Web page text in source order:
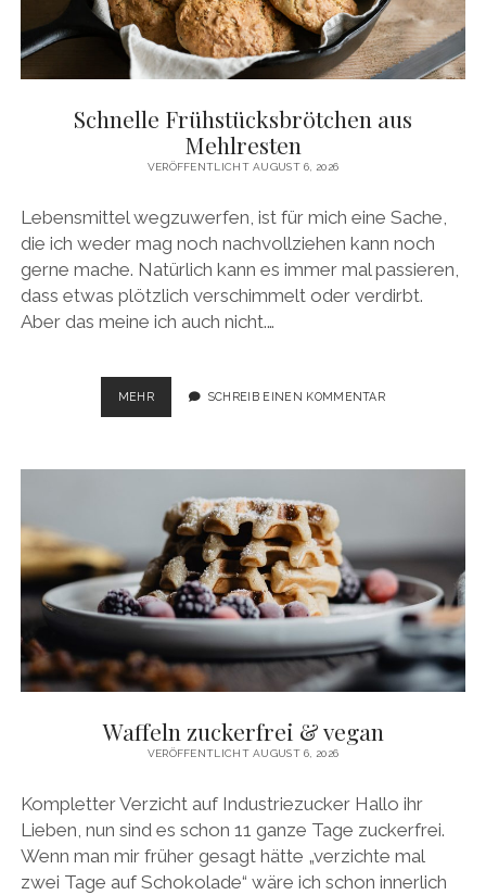
facebook
pinterestinstagram
amazon
E-
Mail
Schnelle Frühstücksbrötchen aus
Mehlresten
VERÖFFENTLICHT AUGUST 6, 2026
Lebensmittel wegzuwerfen, ist für mich eine Sache,
die ich weder mag noch nachvollziehen kann noch
gerne mache. Natürlich kann es immer mal passieren,
dass etwas plötzlich verschimmelt oder verdirbt.
Aber das meine ich auch nicht.…
MEHRSCHNELLE
FRÜHSTÜCKSBRÖTCHEN
SCHREIB EINEN KOMMENTAR
Waffeln zuckerfrei & vegan
VERÖFFENTLICHT AUGUST 6, 2026
Kompletter Verzicht auf Industriezucker Hallo ihr
Lieben, nun sind es schon 11 ganze Tage zuckerfrei.
Wenn man mir früher gesagt hätte „verzichte mal
zwei Tage auf Schokolade“ wäre ich schon innerlich